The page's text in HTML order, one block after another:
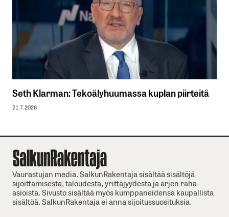
Seth Klarman: Tekoälyhuumassa kuplan piirteitä
21.7.2026
Vaurastujan media. SalkunRakentaja sisältää sisältöjä
sijoittamisesta, taloudesta, yrittäjyydesta ja arjen raha-
asioista. Sivusto sisältää myös kumppaneidensa kaupallista
sisältöä. SalkunRakentaja ei anna sijoitussuosituksia.